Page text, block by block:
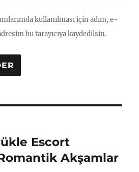
kullanılması için adım, e-
bu tarayıcıya kaydedilsin.
Escort
Akşamlar